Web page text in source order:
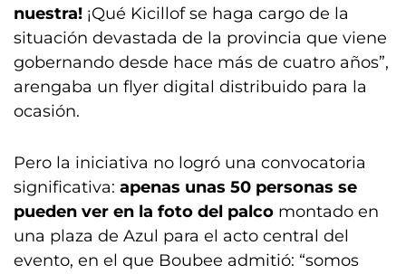
nuestra! ¡Qué Kicillof se haga cargo de la
situación devastada de la provincia que viene
gobernando desde hace más de cuatro años”,
arengaba un flyer digital distribuido para la
ocasión.
Pero la iniciativa no logró una convocatoria
significativa: apenas unas 50 personas se
pueden ver en la foto del palco montado en
una plaza de Azul para el acto central del
evento, en el que Boubee admitió: “somos